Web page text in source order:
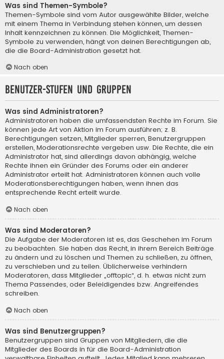
Was sind Themen-Symbole?
Themen-Symbole sind vom Autor ausgewählte Bilder, welche
mit einem Thema in Verbindung stehen können, um dessen
Inhalt kennzeichnen zu können. Die Möglichkeit, Themen-
Symbole zu verwenden, hängt von deinen Berechtigungen ab,
die die Board-Administration gesetzt hat.
Nach oben
Benutzer-Stufen und Gruppen
Was sind Administratoren?
Administratoren haben die umfassendsten Rechte im Forum. Sie
können jede Art von Aktion im Forum ausführen; z. B.
Berechtigungen setzen, Mitglieder sperren, Benutzergruppen
erstellen, Moderationsrechte vergeben usw. Die Rechte, die ein
Administrator hat, sind allerdings davon abhängig, welche
Rechte ihnen ein Gründer des Forums oder ein anderer
Administrator erteilt hat. Administratoren können auch volle
Moderationsberechtigungen haben, wenn ihnen das
entsprechende Recht erteilt wurde.
Nach oben
Was sind Moderatoren?
Die Aufgabe der Moderatoren ist es, das Geschehen im Forum
zu beobachten. Sie haben das Recht, in ihrem Bereich Beiträge
zu ändern und zu löschen und Themen zu schließen, zu öffnen,
zu verschieben und zu teilen. Üblicherweise verhindern
Moderatoren, dass Mitglieder „offtopic“, d. h. etwas nicht zum
Thema Passendes, oder Beleidigendes bzw. Angreifendes
schreiben.
Nach oben
Was sind Benutzergruppen?
Benutzergruppen sind Gruppen von Mitgliedern, die die
Mitglieder des Boards in für die Board-Administration